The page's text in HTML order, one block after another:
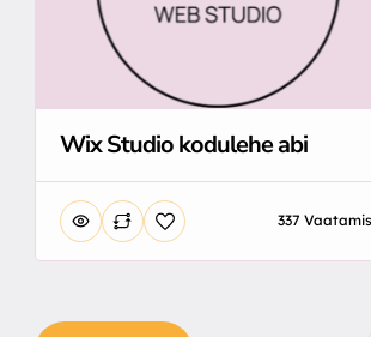
Wix Studio kodulehe abi
337